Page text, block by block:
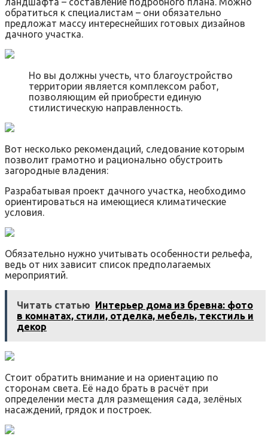
обратиться к специалистам – они обязательно
предложат массу интереснейших готовых дизайнов
дачного участка.
Но вы должны учесть, что благоустройство
территории является комплексом работ,
позволяющим ей приобрести единую
стилистическую направленность.
Вот несколько рекомендаций, следование которым
позволит грамотно и рационально обустроить
загородные владения:
Разрабатывая проект дачного участка, необходимо
ориентироваться на имеющиеся климатические
условия.
Обязательно нужно учитывать особенности рельефа,
ведь от них зависит список предполагаемых
мероприятий.
Читать статью Интерьер дома из бревна: фото
в комнатах, стили, отделка, мебель, текстиль и
декор
Стоит обратить внимание и на ориентацию по
сторонам света. Её надо брать в расчёт при
определении места для размещения сада, зелёных
насаждений, грядок и построек.